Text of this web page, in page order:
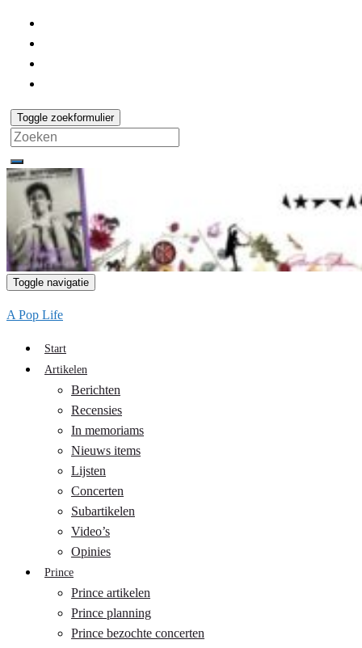
Toggle zoekformulier
Search
for:
Toggle navigatie
A Pop Life
Start
Artikelen
Berichten
Recensies
In memoriams
Nieuws items
Lijsten
Concerten
Subartikelen
Video’s
Opinies
Prince
Prince artikelen
Prince planning
Prince bezochte concerten